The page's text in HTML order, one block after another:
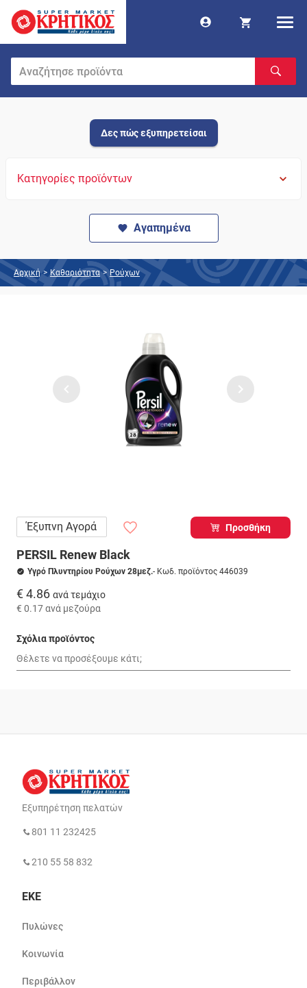
Δες πώς εξυπηρετείσαι
Κατηγορίες προϊόντων
Αγαπημένα
Αρχική > Καθαριότητα > Ρούχων
Έξυπνη Αγορά Προσθήκη
PERSIL Renew Black
Υγρό Πλυντηρίου Ρούχων 28μεζ.- Κωδ. προϊόντος 446039
€ 4.86 ανά τεμάχιο
€ 0.17ανά μεζούρα
Σχόλια προϊόντος
Εξυπηρέτηση πελατών
801 11 232425
210 55 58 832
ΕΚΕ
Πυλώνες
Κοινωνία
Περιβάλλον